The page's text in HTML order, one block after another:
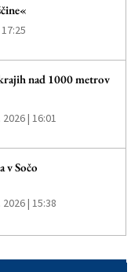
nad 1000 metrov
| 16:01
v Sočo
| 15:38